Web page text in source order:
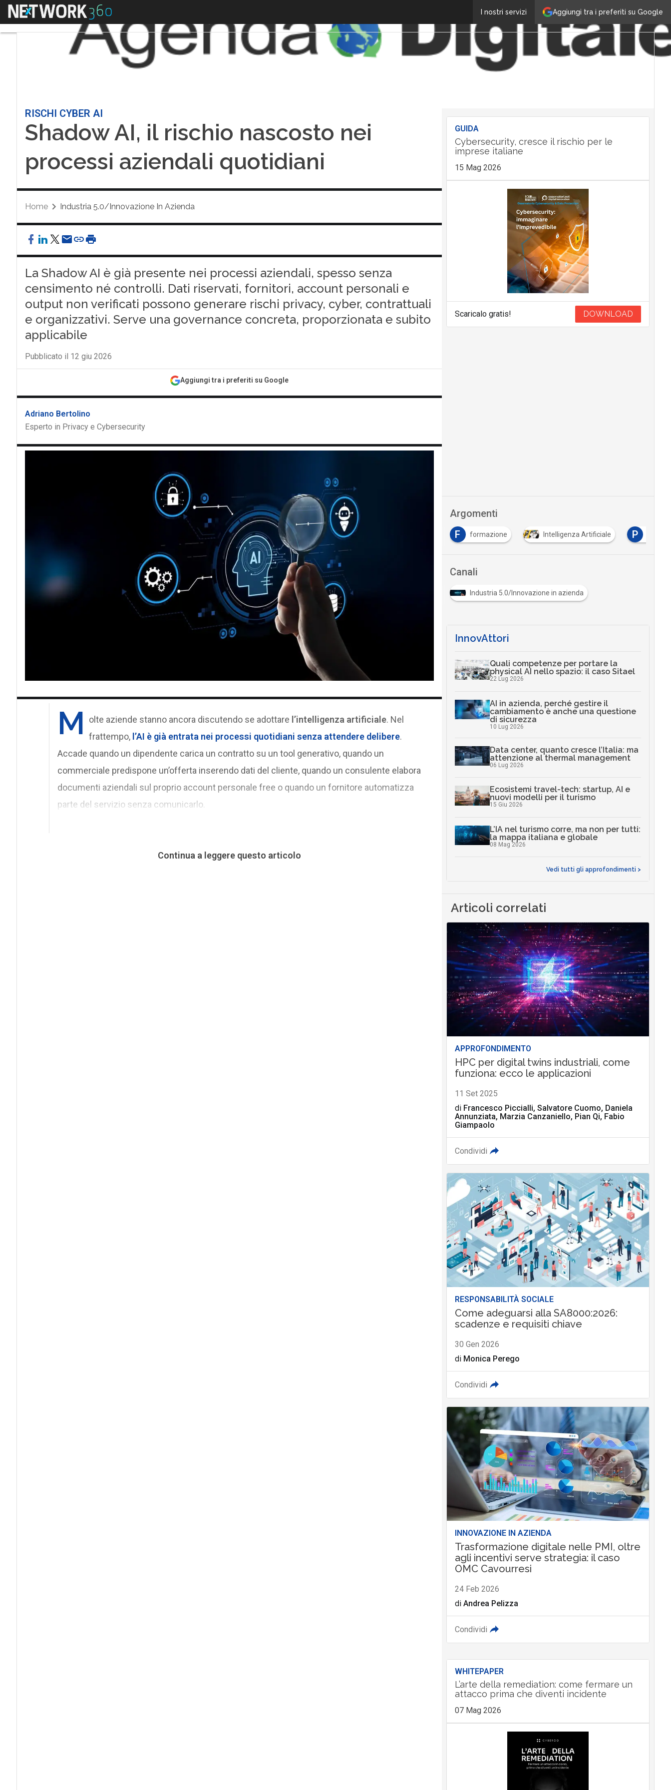
Aggiungi tra i preferiti su Google
I nostri servizi
Menu
RISCHI CYBER AI
Shadow AI, il rischio nascosto nei
processi aziendali quotidiani
Home Industria 5.0/Innovazione In Azienda
La Shadow AI è già presente nei processi aziendali, spesso senza
censimento né controlli. Dati riservati, fornitori, account personali e
output non verificati possono generare rischi privacy, cyber, contrattuali
e organizzativi. Serve una governance concreta, proporzionata e subito
applicabile
Pubblicato il 12 giu 2026
Aggiungi tra i preferiti su Google
Adriano Bertolino
Esperto in Privacy e Cybersecurity
M olte aziende stanno ancora discutendo se adottare l’intelligenza artificiale. Nel
frattempo, l’AI è già entrata nei processi quotidiani senza attendere delibere.
Accade quando un dipendente carica un contratto su un tool generativo, quando un
commerciale predispone un’offerta inserendo dati del cliente, quando un consulente elabora
documenti aziendali sul proprio account personale free o quando un fornitore automatizza
parte del servizio senza comunicarlo.
Continua a leggere questo articolo
GUIDA
Cybersecurity, cresce il rischio per le
imprese italiane
15 Mag 2026
Scaricalo gratis! DOWNLOAD
Argomenti
dati personali Intelligenza Artificiale P procurement
Canali
Industria 5.0/Innovazione in azienda
InnovAttori
Quali competenze per portare la
physical AI nello spazio: il caso Sitael
22 Lug 2026
AI in azienda, perché gestire il
cambiamento è anche una questione
di sicurezza
10 Lug 2026
Data center, quanto cresce l’Italia: ma
attenzione al thermal management
06 Lug 2026
Ecosistemi travel-tech: startup, AI e
nuovi modelli per il turismo
15 Giu 2026
L’IA nel turismo corre, ma non per tutti:
la mappa italiana e globale
08 Mag 2026
Vedi tutti gli approfondimenti >
Articoli correlati
APPROFONDIMENTO
HPC per digital twins industriali, come
funziona: ecco le applicazioni
11 Set 2025
di Francesco Piccialli, Salvatore Cuomo, Daniela
Annunziata, Marzia Canzaniello, Pian Qi, Fabio
Giampaolo
Condividi
RESPONSABILITÀ SOCIALE
Come adeguarsi alla SA8000:2026:
scadenze e requisiti chiave
30 Gen 2026
di Monica Perego
Condividi
INNOVAZIONE IN AZIENDA
Trasformazione digitale nelle PMI, oltre
agli incentivi serve strategia: il caso
OMC Cavourresi
24 Feb 2026
di Andrea Pelizza
Condividi
WHITEPAPER
L’arte della remediation: come fermare un
attacco prima che diventi incidente
07 Mag 2026